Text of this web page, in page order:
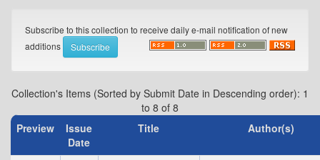
Subscribe to this collection to receive daily e-mail notification of new
additions
Collection's Items (Sorted by Submit Date in Descending order): 1
to 8 of 8
Preview
Issue
Date
Title Author(s)